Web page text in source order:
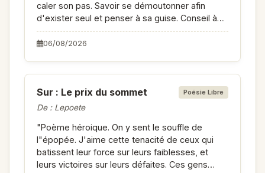
caler son pas. Savoir se démoutonner afin
d'exister seul et penser à sa guise. Conseil à
suivre !"
06/08/2026
Poésie Libre
Sur : Le prix du sommet
De : Lepoete
"Poème héroique. On y sent le souffle de
l"épopée. J'aime cette tenacité de ceux qui
batissent leur force sur leurs faiblesses, et
leurs victoires sur leurs défaites. Ces gens